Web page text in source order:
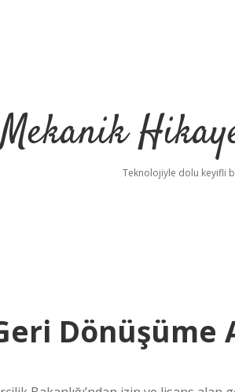
Teknolojiyle dolu keyifli
Dönüşüme